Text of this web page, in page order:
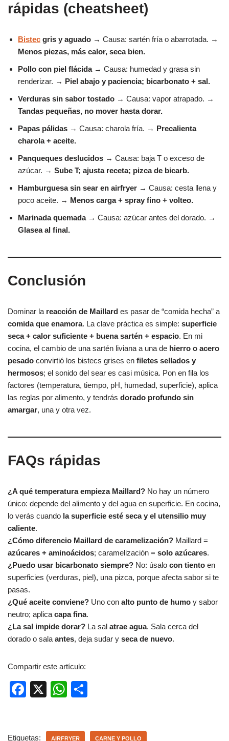
rápidas (cheatsheet)
Bistec gris y aguado → Causa: sartén fría o abarrotada. →
Menos piezas, más calor, seca bien.
Pollo con piel flácida→ Causa: humedad y grasa sin
renderizar. → Piel abajo y paciencia; bicarbonato + sal.
Verduras sin sabor tostado → Causa: vapor atrapado. →
Tandas pequeñas, no mover hasta dorar.
Papas pálidas → Causa: charola fría. → Precalienta
charola + aceite.
Panqueques deslucidos → Causa: baja T o exceso de
azúcar. → Sube T; ajusta receta; pizca de bicarb.
Hamburguesa sin sear en airfryer → Causa: cesta llena y
poco aceite. → Menos carga + spray fino + volteo.
Marinada quemada→ Causa: azúcar antes del dorado. →
Glasea al final.
Conclusión
Dominar la reacción de Maillard es pasar de “comida hecha” a
comida que enamora. La clave práctica es simple: superficie
seca + calor suficiente + buena sartén + espacio. En mi
cocina, el cambio de una sartén liviana a una de hierro o acero
pesado convirtió los bistecs grises en filetes sellados y
hermosos; el sonido del sear es casi música. Pon en fila los
factores (temperatura, tiempo, pH, humedad, superficie), aplica
las reglas por alimento, y tendrás dorado profundo sin
amargar, una y otra vez.
FAQs rápidas
¿A qué temperatura empieza Maillard? No hay un número
único: depende del alimento y del agua en superficie. En cocina,
lo verás cuando la superficie esté seca y el utensilio muy
caliente.
¿Cómo diferencio Maillard de caramelización? Maillard =
azúcares + aminoácidos; caramelización = solo azúcares.
¿Puedo usar bicarbonato siempre? No: úsalo con tiento en
superficies (verduras, piel), una pizca, porque afecta sabor si te
pasas.
¿Qué aceite conviene? Uno con alto punto de humo y sabor
neutro; aplica capa fina.
¿La sal impide dorar? La sal atrae agua. Sala cerca del
dorado o sala antes, deja sudar y seca de nuevo.
Compartir este artículo:
F
X
W
Etiquetas: AIRFRYER CARNE Y POLLO